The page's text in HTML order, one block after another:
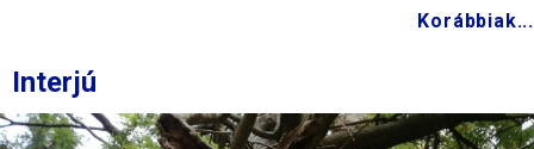
Korábbiak...
Interjú